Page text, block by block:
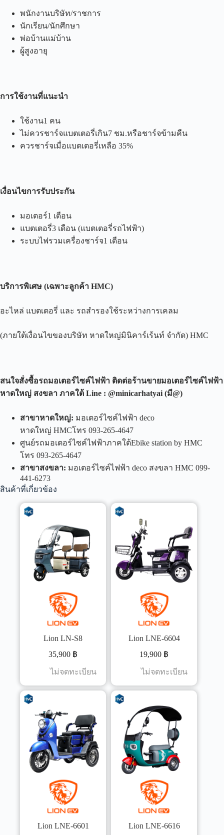
พนักงานบริษัท/ราชการ
นักเรียน/นักศึกษา
พ่อบ้านแม่บ้าน
ผู้สูงอายุ
การใช้งานที่แนะนำ
ใช้งาน1 คน
ไม่ควรชาร์จแบตเตอรี่เกิน7 ชม.หรือชาร์จข้ามคืน
ควรชาร์จเมื่อแบตเตอรี่เหลือ 35%
เงื่อนไขการรับประกัน
มอเตอร์1 เดือน
แบตเตอรี่3 เดือน (แบตเตอรี่รถไฟฟ้า)
ระบบไฟรวมเครื่องชาร์จ1 เดือน
บริการพิเศษ (เฉพาะลูกค้า HMC)
อะไหล่ แบตเตอรี่ และ รถสำรองใช้ระหว่างการเคลม
(ภายใต้เงื่อนไขของบริษัท หาดใหญ่มินิคาร์เร้นท์ จำกัด) HMC
สนใจสั่งซื้อรถมอเตอร์ไซค์ไฟฟ้า ติดต่อร้านขายมอเตอร์ไซค์ไฟฟ้า
หาดใหญ่ สงขลา ภาคใต้ Line : @minicarhatyai (มี@)
สาขาหาดใหญ่: มอเตอร์ไซค์ไฟฟ้า deco
หาดใหญ่ HMCโทร 093-265-4647
ศูนย์รถมอเตอร์ไซค์ไฟฟ้าภาคใต้Ebike station by HMC
โทร 093-265-4647
สาขาสงขลา: มอเตอร์ไซค์ไฟฟ้า deco สงขลา HMC 099-
441-6273
สินค้าที่เกี่ยวข้อง
Lion LN-S8
35,900 ฿
ไม่จดทะเบียน
Lion LNE-6604
19,900 ฿
ไม่จดทะเบียน
Lion LNE-6601
Lion LNE-6616